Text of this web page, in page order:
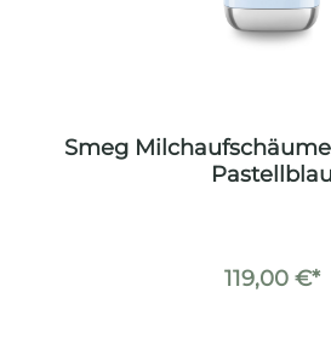
Smeg
Pastellblau
119,00 €*